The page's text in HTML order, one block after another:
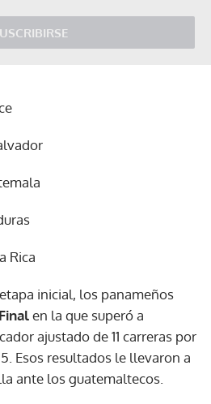
Rica
inicial, los panameños
en la que superó a
ajustado de 11 carreras por
5. Esos resultados le llevaron a
ante los guatemaltecos.